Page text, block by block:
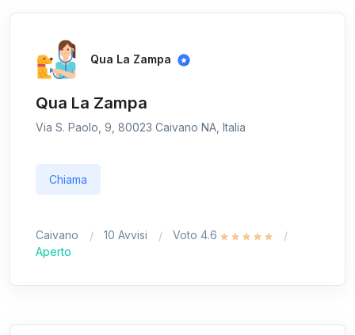
Qua La Zampa
Qua La Zampa
Via S. Paolo, 9, 80023 Caivano NA, Italia
Chiama
Caivano 10 Avvisi
Voto 4.6
Aperto